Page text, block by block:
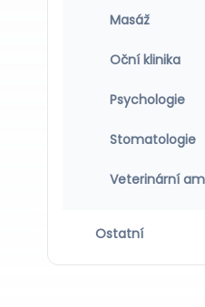
Masáž
Oční klinika
Psychologie
Stomatologie
Veterinární
Ostatní